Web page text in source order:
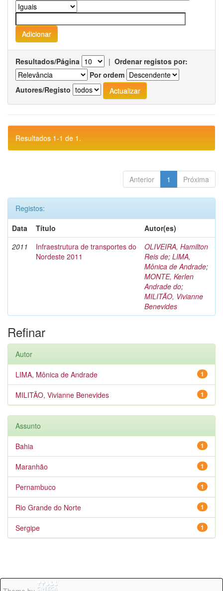
Resultados/Página | Ordenar registos por:
Por ordem
Autores/Registo
Resultados 1-1 de 1.
Anterior 1 Próxima
Registos:
Data
Título
Autor(es)
2011
Infraestrutura de transportes do
Nordeste 2011
OLIVEIRA, Hamilton
Reis de; LIMA,
Mônica de Andrade;
MONTE, Kerlen
Andrade do;
MILITÃO, Vivianne
Benevides
Refinar
Autor
1
LIMA, Mônica de Andrade
1
MILITÃO, Vivianne Benevides
Assunto
1
Bahia
1
Maranhão
1
Pernambuco
1
Rio Grande do Norte
1
Sergipe